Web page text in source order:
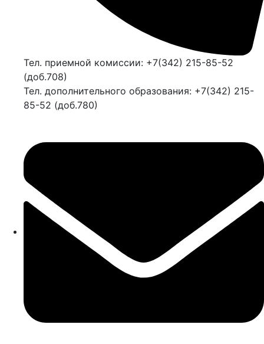
Тел. приемной комиссии: +7(342) 215-85-52
(доб.708)
Тел. дополнительного образования: +7(342) 215-
85-52 (доб.780)